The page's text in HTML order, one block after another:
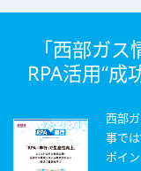
「西部ガス
RPA活用“成
西部
事で
ポイ